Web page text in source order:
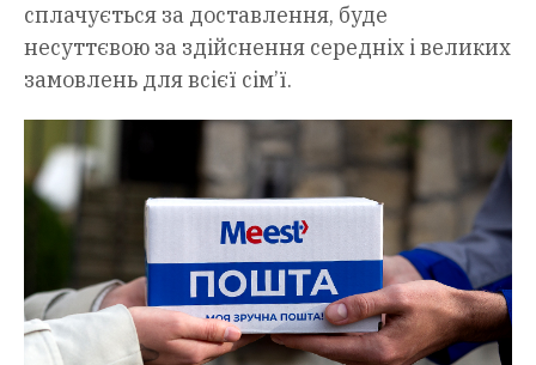
сплачується за доставлення, буде
несуттєвою за здійснення середніх і великих
замовлень для всієї сім’ї.